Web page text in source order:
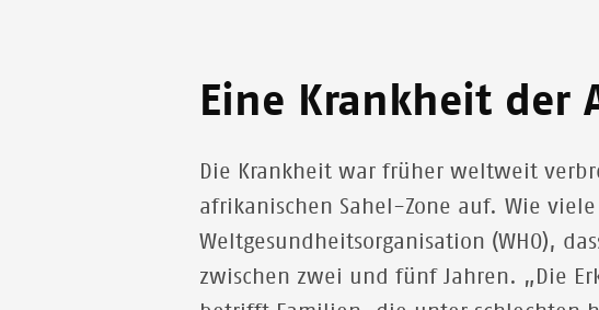
Eine Krankheit der
Die Krankheit war früher weltweit
afrikanischen Sahel-Zone auf. Wie
Weltgesundheitsorganisation (WHO),
zwischen zwei und fünf Jahren. „Die